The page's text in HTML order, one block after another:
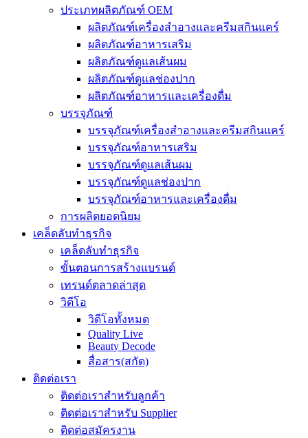
ประเภทผลิตภัณฑ์ OEM
ผลิตภัณฑ์เครื่องสำอางและครีมสกินแคร์
ผลิตภัณฑ์อาหารเสริม
ผลิตภัณฑ์ดูแลเส้นผม
ผลิตภัณฑ์ดูแลช่องปาก
ผลิตภัณฑ์อาหารและเครื่องดื่ม
บรรจุภัณฑ์
บรรจุภัณฑ์เครื่องสำอางและครีมสกินแคร์
บรรจุภัณฑ์อาหารเสริม
บรรจุภัณฑ์ดูแลเส้นผม
บรรจุภัณฑ์ดูแลช่องปาก
บรรจุภัณฑ์อาหารและเครื่องดื่ม
การผลิตยอดนิยม
เคล็ดลับทำธุรกิจ
เคล็ดลับทำธุรกิจ
ขั้นตอนการสร้างแบรนด์
เทรนด์ตลาดล่าสุด
วิดีโอ
วิดีโอทั้งหมด
Quality Live
Beauty Decode
สื่อสาร(สกัด)
ติดต่อเรา
ติดต่อเราสำหรับลูกค้า
ติดต่อเราสำหรับ Supplier
ติดต่อสมัครงาน